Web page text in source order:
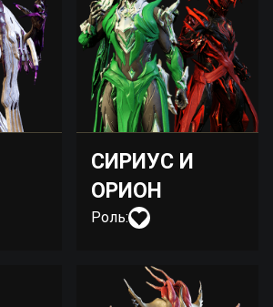
СИРИУС И
ОРИОН
Роль: